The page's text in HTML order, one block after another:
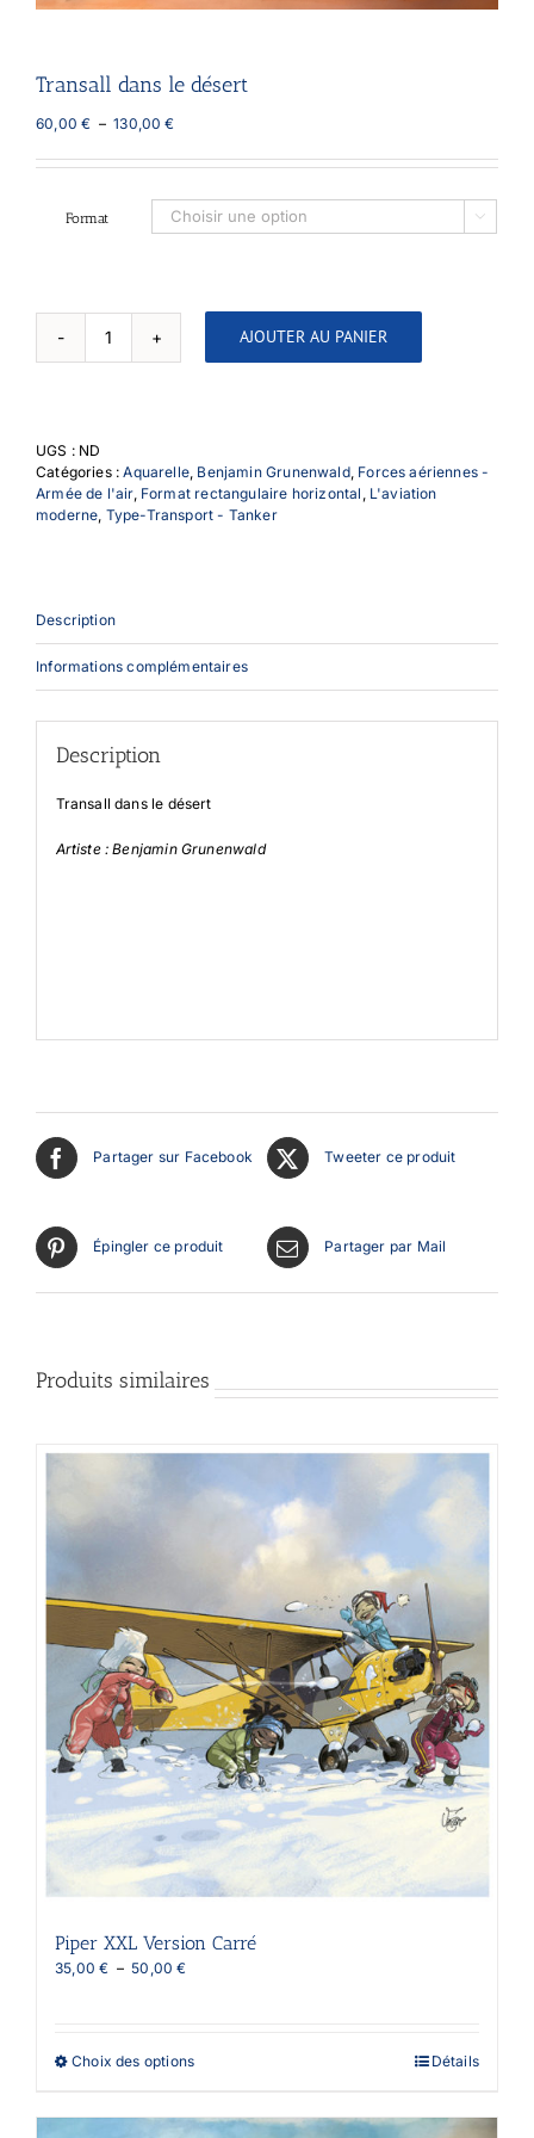
Transall dans le désert
60,00€ – 130,00€Plage
prix :
à
130,00 €
Format 
quantité
de
AJOUTER AU PANIER
UGS : ND
Catégories :Aquarelle, Benjamin Grunenwald, Forces aériennes -
Armée de l'air, Format rectangulaire horizontal L'aviation
moderne Type-Transport - Tanker
Description
Informations complémentaires
Description
Transall dans le désert
Artiste : Benjamin Grunenwald
Partager sur Facebook Tweeter ce produit
Épingler ce produit Partager par Mail
Produits similaires
Piper XXL Version Carré
35,00€ – 50,00€Plage
Choix des optionsCe
plusieurs
Détails